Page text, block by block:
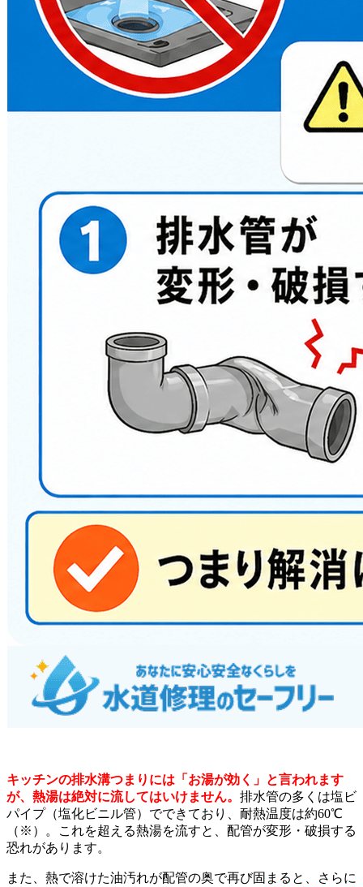
キッチンの排水溝つまりには「お湯が効く」と言われます
が、熱湯は絶対に流してはいけません。 排水管の多くは塩ビ
パイプ（塩化ビニル管）でできており、耐熱温度は約60℃
（※）。これを超える熱湯を流すと、配管が変形・破損する
恐れがあります。
また、熱で溶けた油汚れが配管の奥で再び固まると、さらに